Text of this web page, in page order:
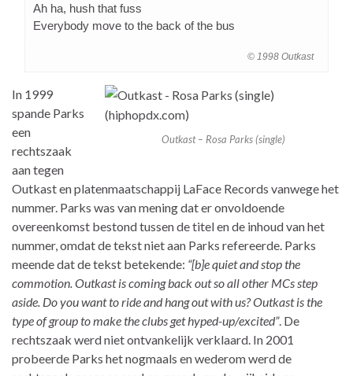
Ah ha, hush that fuss
Everybody move to the back of the bus
© 1998 Outkast
Outkast – Rosa Parks (single)
In 1999
spande Parks
een
rechtszaak
aan tegen
Outkast en platenmaatschappij LaFace Records vanwege het
nummer. Parks was van mening dat er onvoldoende
overeenkomst bestond tussen de titel en de inhoud van het
nummer, omdat de tekst niet aan Parks refereerde. Parks
meende dat de tekst betekende: “[b]e quiet and stop the
commotion. Outkast is coming back out so all other MCs step
aside. Do you want to ride and hang out with us? Outkast is the
type of group to make the clubs get hyped-up/excited”. De
rechtszaak werd niet ontvankelijk verklaard. In 2001
probeerde Parks het nogmaals en wederom werd de